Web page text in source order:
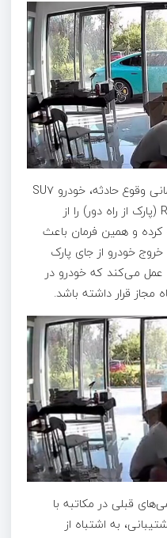
شیائومی اعلام کرد که در بازه‌ی زمانی وقوع حادثه، خودرو SU۷
یک فرمان Remote Parking Assist (پارک از راه دور) را از
کرده و همین فرمان باعث
خودرو از جای پارک
می‌کند که خودرو در
قرار داشته باشد.
قبلی در مکاتبه با
به اشتباه از